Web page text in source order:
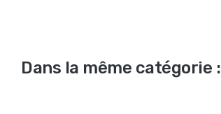
Dans la même catégorie :